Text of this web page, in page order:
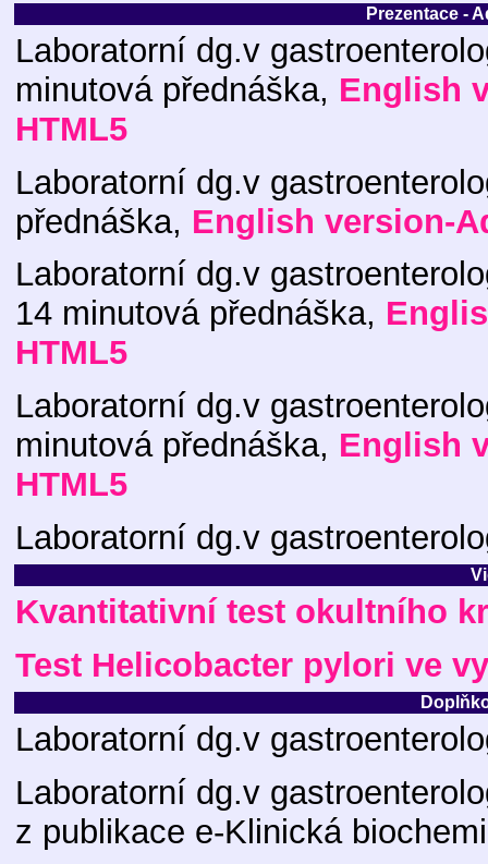
Prezentace -
Laboratorní dg.v
minutová přednáška, English
HTML5
Laboratorní dg.v
přednáška, English version-
Laboratorní dg.v
14 minutová přednáška,
HTML5
Laboratorní dg.v
minutová přednáška, English
HTML5
Laboratorní dg.v
Kvantitativní test okultního
Test Helicobacter pylori ve
Laboratorní dg.v
Laboratorní dg.v
z publikace e-Klinická